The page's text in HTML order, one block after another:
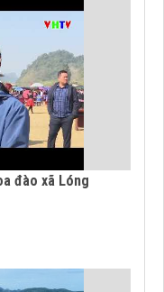
đào xã Lóng